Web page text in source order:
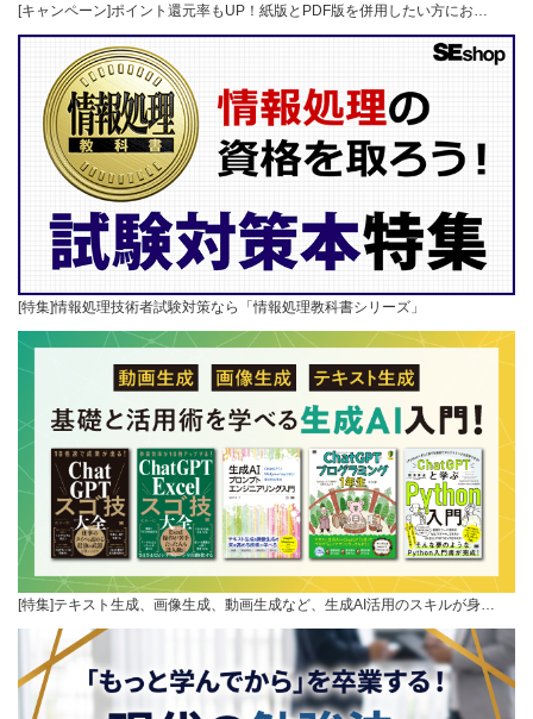
[キャンペーン]ポイント還元率もUP！紙版とPDF版を併用したい方にお…
[特集]情報処理技術者試験対策なら「情報処理教科書シリーズ」
[特集]テキスト生成、画像生成、動画生成など、生成AI活用のスキルが身…